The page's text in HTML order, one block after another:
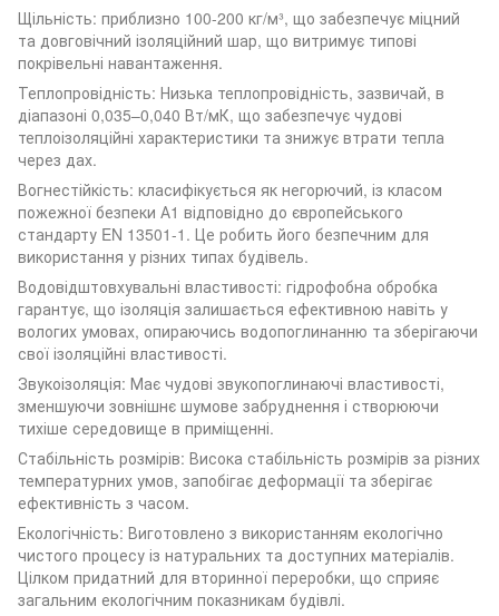
Щільність: приблизно 100-200 кг/м³, що забезпечує міцний
та довговічний ізоляційний шар, що витримує типові
покрівельні навантаження.
Теплопровідність: Низька теплопровідність, зазвичай, в
діапазоні 0,035–0,040 Вт/мК, що забезпечує чудові
теплоізоляційні характеристики та знижує втрати тепла
через дах.
Вогнестійкість: класифікується як негорючий, із класом
пожежної безпеки А1 відповідно до європейського
стандарту EN 13501-1. Це робить його безпечним для
використання у різних типах будівель.
Водовідштовхувальні властивості: гідрофобна обробка
гарантує, що ізоляція залишається ефективною навіть у
вологих умовах, опираючись водопоглинанню та зберігаючи
свої ізоляційні властивості.
Звукоізоляція: Має чудові звукопоглинаючі властивості,
зменшуючи зовнішнє шумове забруднення і створюючи
тихіше середовище в приміщенні.
Стабільність розмірів: Висока стабільність розмірів за різних
температурних умов, запобігає деформації та зберігає
ефективність з часом.
Екологічність: Виготовлено з використанням екологічно
чистого процесу із натуральних та доступних матеріалів.
Цілком придатний для вторинної переробки, що сприяє
загальним екологічним показникам будівлі.